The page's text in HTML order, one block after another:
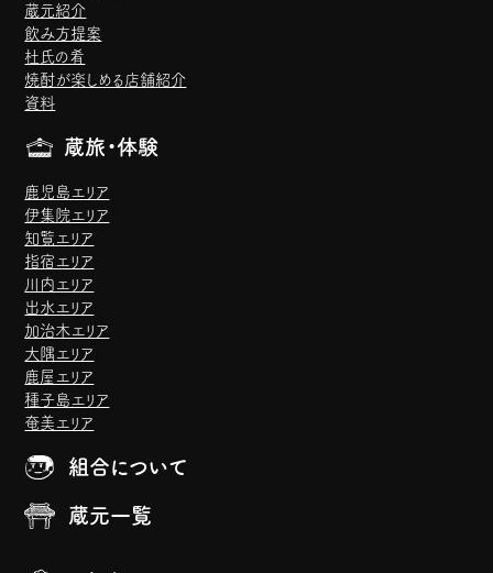
蔵元紹介
飲み方提案
杜氏の肴
焼酎が楽しめる店舗紹介
資料
蔵旅・体験
鹿児島エリア
伊集院エリア
知覧エリア
指宿エリア
川内エリア
出水エリア
加治木エリア
大隅エリア
鹿屋エリア
種子島エリア
奄美エリア
組合について
蔵元一覧